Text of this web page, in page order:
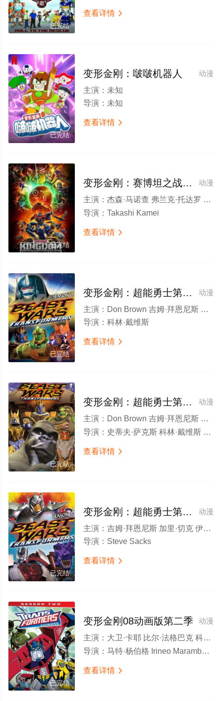
已完结
查看详情 
已完结
动漫
变形金刚：啵啵机器人
主演： 未知
导演： 未知
查看详情 
已完结
动漫
变形金刚：赛博坦之战第三季
主演： 杰森·马诺查 弗兰克·托达罗 杰克·福希 Bill Rogers Joe Zieja 爱德华·博斯科 Kaiser Johnson Mark Whitten
导演： Takashi Kamei
查看详情 
已完结
动漫
变形金刚：超能勇士第二季
主演： Don Brown 吉姆·拜恩尼斯 加里·切克 伊恩·詹姆斯·科里特 大卫·卡耶 布鲁·曼库马 史葛·麦克尼尔 Richard Newman Pauline Newstone Doug Parker 维努斯·特雷佐
导演： 科林·戴维斯
查看详情 
已完结
动漫
变形金刚：超能勇士第一季
主演： Don Brown 吉姆·拜恩尼斯 加里·切克
导演： 史蒂夫·萨克斯 科林·戴维斯 James Boshier
查看详情 
已完结
动漫
变形金刚：超能勇士第三季
主演： 吉姆·拜恩尼斯 加里·切克 伊恩·詹姆斯·科里特 大卫·卡耶 Campbell Lane 史葛·麦克尼尔 柯林·默多克 Richard Newman 维努斯·特雷佐
导演： Steve Sacks
查看详情 
已完结
动漫
变形金刚08动画版第二季
主演： 大卫·卡耶 比尔·法格巴克 科里·伯顿 杰夫·贝内特 邦坡尔·罗宾逊 汤森·科尔曼 菲尔·拉马 塔拉·斯特朗 汤姆·肯尼
导演： 马特·杨伯格 Irineo Maramba 香川丰 本·琼斯 Shunji Ôga Yoshio Chatani Ciro Nieli Christopher Berkeley Kenji Itoso Makoto Fuchigami Ciro Nieli Kentaro Mizuno Noboro Huruse
查看详情 